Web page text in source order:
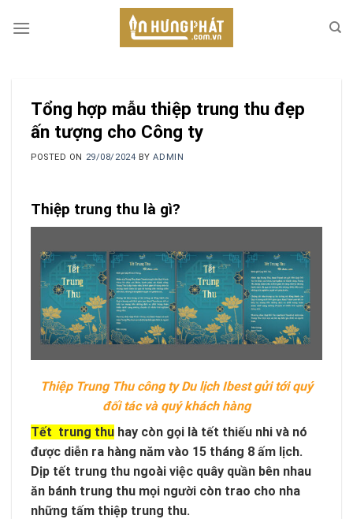
Tổng hợp mẫu thiệp trung thu đẹp
ấn tượng cho Công ty
POSTED ON 29/08/2024 BYADMIN
Thiệp trung thu là gì?
Thiệp Trung Thu công ty Du lịch Ibest gửi tới quý
đối tác và quý khách hàng
Tết trung thu hay còn gọi là tết thiếu nhi và nó
được diễn ra hàng năm vào 15 tháng 8 ấm lịch.
Dịp tết trung thu ngoài việc quây quần bên nhau
ăn bánh trung thu mọi người còn trao cho nha
những tấm thiệp trung thu.